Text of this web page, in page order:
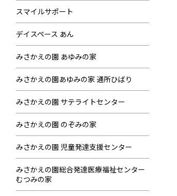
スマイルサポート
デイスペース あん
みさかえの園 あゆみの家
みさかえの園あゆみの家 通所ひばり
みさかえの園 サテライトセンター
みさかえの園 のぞみの家
みさかえの園 児童発達支援センター
みさかえの園総合発達医療福祉センター
むつみの家